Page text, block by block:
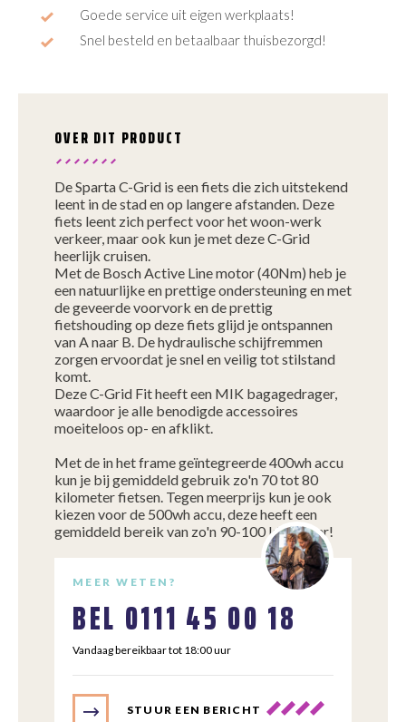
Goede service uit eigen werkplaats!
Snel besteld en betaalbaar thuisbezorgd!
OVER DIT PRODUCT
De Sparta C-Grid is een fiets die zich uitstekend
leent in de stad en op langere afstanden. Deze
fiets leent zich perfect voor het woon-werk
verkeer, maar ook kun je met deze C-Grid
heerlijk cruisen.
Met de Bosch Active Line motor (40Nm) heb je
een natuurlijke en prettige ondersteuning en met
de geveerde voorvork en de prettig
fietshouding op deze fiets glijd je ontspannen
van A naar B. De hydraulische schijfremmen
zorgen ervoordat je snel en veilig tot stilstand
komt.
Deze C-Grid Fit heeft een MIK bagagedrager,
waardoor je alle benodigde accessoires
moeiteloos op- en afklikt.
Met de in het frame geïntegreerde 400wh accu
kun je bij gemiddeld gebruik zo'n 70 tot 80
kilometer fietsen. Tegen meerprijs kun je ook
kiezen voor de 500wh accu, deze heeft een
gemiddeld bereik van zo'n 90-100 kilometer!
MEER WETEN?
BEL 0111 45 00 18
Vandaag bereikbaar tot 18:00 uur
STUUR EEN BERICHT